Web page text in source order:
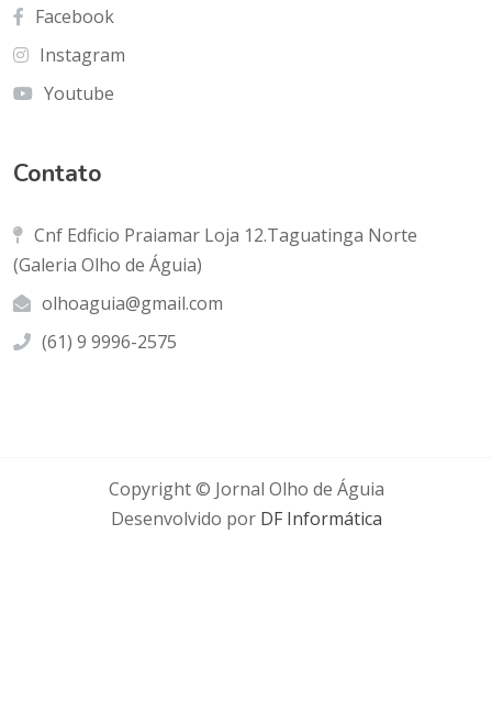
Facebook
Instagram
Youtube
Contato
Cnf Edficio Praiamar Loja 12.Taguatinga Norte
(Galeria Olho de Águia)
olhoaguia@gmail.com
(61) 9 9996-2575
Copyright © Jornal Olho de Águia
Desenvolvido porDF Informática